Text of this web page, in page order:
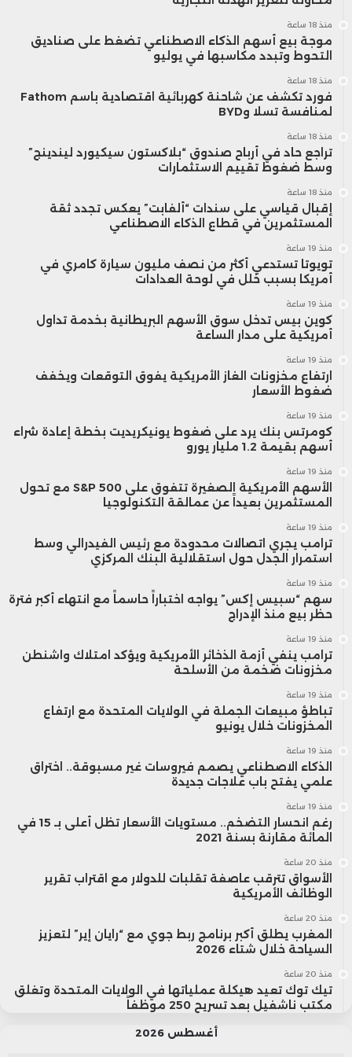
البحث الجديد من محتوى ومعلومات
منصات النشر التي عقدت صفقات مع أوبن
إيه آي تتيح لها الوصول إلى المحتوى الذي
تنشره.
وأكّدت كايلا وود، المتحدثة باسم أوبن إيه آي،
أن الشركة قد أتاحت إمكانية استخدام
المحرك الجديد لبعض الشركاء والناشرين
الذين لم تذكُر أسماءَهم، كما حسّنت الشركة
عدة جوانب من محرك البحث استنادًا إلى
ملاحظاتهم.
وذكرت الشركة أنها ستطرح الأداة أمام
مجموعة محدودة من المستخدمين لإبداء
آرائهم وملاحظاتهم، ويمكنك تجربة حجز
مقعد في تلك القائمة عبر الضغط على
“الانضمام إلى قائمة الانتظار” في الصفحة
الرسمية
التغلب على الهلوسة
بعد طرح أوبن إيه آي لروبوت المحادثة “شات
جي بي تي” للمرة الأولى في نوفمبر/تشرين
قدرة روبوت المحادثة على البحث عن
المعلومات من شبكة الإنترنت وتلخيصها
بديلا محتملا لعملية البحث التقليدية على
الإنترنت.
إلا أن أوجه القصور في النماذج اللغوية
الكبيرة تضعف من كفاءة روبوتات المحادثة
في مجال البحث على الإنترنت. وأحد أوجه
القلق والمخاوف الرئيسية من هذه الميزة
الجديدة هي استمرار احتمالية “هلوسة”
منذ 18 ساعة
موجة بيع أسهم الذكاء الاصطناعي تضغط على صناديق
التحوط وتبدد مكاسبها في يوليو
منذ 18 ساعة
فورد تكشف عن شاحنة كهربائية اقتصادية باسم Fathom
لمنافسة تسلا وBYD
منذ 18 ساعة
تراجع حاد في أرباح صندوق “بلاكستون سيكيورد ليندينج”
وسط ضغوط تقييم الاستثمارات
منذ 18 ساعة
إقبال قياسي على سندات “ألفابت” يعكس تجدد ثقة
المستثمرين في قطاع الذكاء الاصطناعي
منذ 19 ساعة
تويوتا تستدعي أكثر من نصف مليون سيارة كامري في
أمريكا بسبب خلل في لوحة العدادات
منذ 19 ساعة
كوين بيس تدخل سوق الأسهم البريطانية بخدمة تداول
أمريكية على مدار الساعة
منذ 19 ساعة
ارتفاع مخزونات الغاز الأمريكية يفوق التوقعات ويخفف
ضغوط الأسعار
منذ 19 ساعة
كومرتس بنك يرد على ضغوط يونيكريديت بخطة إعادة شراء
أسهم بقيمة 1.2 مليار يورو
منذ 19 ساعة
الأسهم الأمريكية الصغيرة تتفوق على S&P 500 مع تحول
المستثمرين بعيداً عن عمالقة التكنولوجيا
منذ 19 ساعة
ترامب يجري اتصالات محدودة مع رئيس الفيدرالي وسط
استمرار الجدل حول استقلالية البنك المركزي
منذ 19 ساعة
سهم “سبيس إكس” يواجه اختباراً حاسماً مع انتهاء أكبر فترة
حظر بيع منذ الإدراج
منذ 19 ساعة
ترامب ينفي أزمة الذخائر الأمريكية ويؤكد امتلاك واشنطن
مخزونات ضخمة من الأسلحة
منذ 19 ساعة
تباطؤ مبيعات الجملة في الولايات المتحدة مع ارتفاع
المخزونات خلال يونيو
منذ 19 ساعة
الذكاء الاصطناعي يصمم فيروسات غير مسبوقة.. اختراق
علمي يفتح باب علاجات جديدة
منذ 19 ساعة
رغم انحسار التضخم.. مستويات الأسعار تظل أعلى بـ 15 في
المائة مقارنة بسنة 2021
منذ 20 ساعة
الأسواق تترقب عاصفة تقلبات للدولار مع اقتراب تقرير
الوظائف الأمريكية
منذ 20 ساعة
المغرب يطلق أكبر برنامج ربط جوي مع “رايان إير” لتعزيز
السياحة خلال شتاء 2026
منذ 20 ساعة
تيك توك تعيد هيكلة عملياتها في الولايات المتحدة وتغلق
مكتب ناشفيل بعد تسريح 250 موظفاً
أغسطس 2026